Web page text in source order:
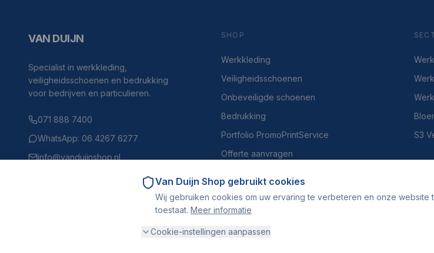
VAN DUIJN
Specialist in werkkleding,
veiligheidsschoenen en bedrukking
voor bedrijven en particulieren.
071 888 7400
WhatsApp: 06 4267 6277
info@vanduijnshop.nl
Haven 4, 2225BH Katwijk aan Zee
SHOP
Werkkleding
Veiligheidsschoenen
Onbeveiligde schoenen
Bedrukking
Portfolio PromoPrintService
Offerte aanvragen
S3
Van Duijn Shop gebruikt cookies
Wij gebruiken cookies om uw ervaring te verbeteren en onze
toestaat. Meer informatie
Cookie-instellingen aanpassen